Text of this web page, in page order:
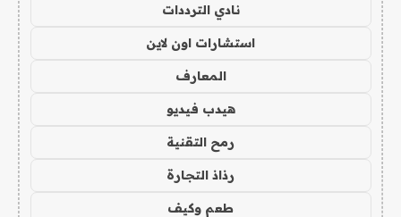
نادي الترددات
استشارات اون لاين
المعارف
هيدب فيديو
رمح التقنية
رذاذ التجارة
طعم وكيف